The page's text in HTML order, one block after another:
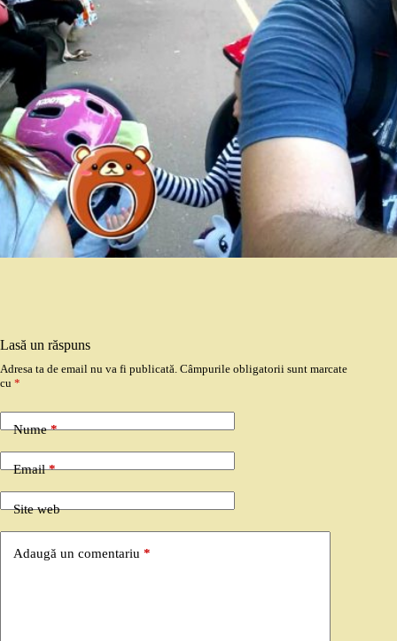
Lasă un răspuns
Adresa ta de email nu va fi publicată. Câmpurile obligatorii sunt marcate
cu *
Nume*
Email*
Site web
Adaugă un comentariu *